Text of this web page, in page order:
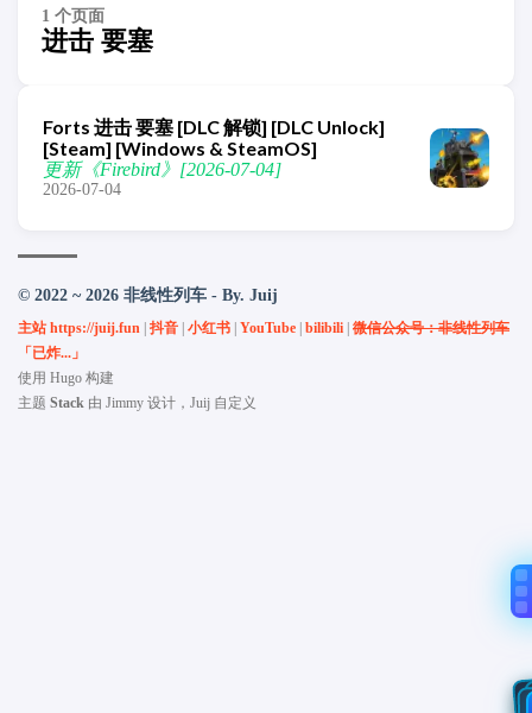
1 个页面
进击 要塞
Forts 进击 要塞 [DLC 解锁] [DLC Unlock]
[Steam] [Windows & SteamOS]
更新《Firebird》[2026-07-04]
2026-07-04
© 2022 ~ 2026 非线性列车 - By. Juij
主站 https://juij.fun 抖音 小红书 YouTube bilibili 微信公众号：非线性列车
「已炸...」
使用 Hugo 构建
主题 Stack 由 Jimmy 设计，Juij 自定义